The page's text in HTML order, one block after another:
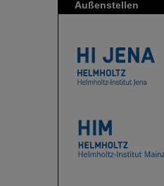
Außenstellen